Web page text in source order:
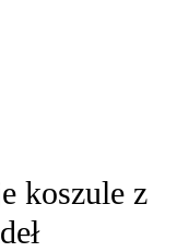
koszule z